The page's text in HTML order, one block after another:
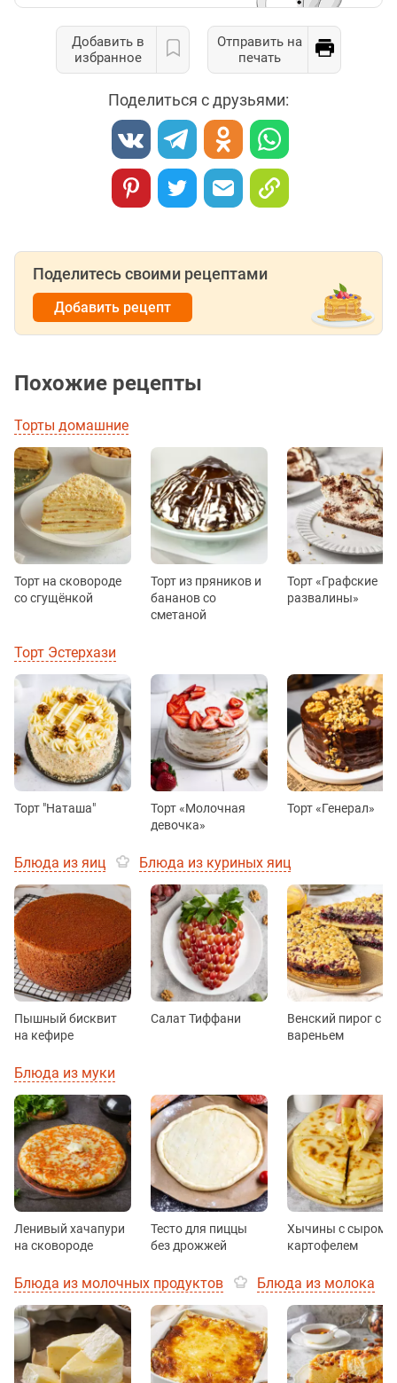
Добавить в
избранное
Отправить на
печать
Поделиться с друзьями:
Поделитесь своими рецептами
Добавить рецепт
Похожие рецепты
Торты домашние
Торт на сковороде
со сгущёнкой
Торт из пряников и
бананов со
сметаной
Торт «Графские
развалины»
Торт Эстерхази
Торт "Наташа"
Торт «Молочная
девочка»
Торт «Генерал»
Блюда из яиц Блюда из куриных яиц
Пышный бисквит
на кефире
Салат Тиффани
Венский пирог с
вареньем
Блюда из муки
Ленивый хачапури
на сковороде
Тесто для пиццы
без дрожжей
Хычины с сыром и
картофелем
Блюда из молочных продуктов Блюда из молока